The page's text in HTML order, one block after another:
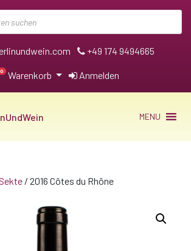
+49 174 9494665
0 Warenkorb Anmelden
MENU
/ 2016 Côtes du Rhône